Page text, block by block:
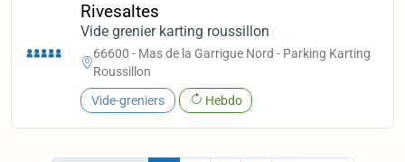
Rivesaltes
Vide grenier karting roussillon
66600 - Mas de la Garrigue Nord - Parking Karting
Roussillon
Vide-greniers Hebdo